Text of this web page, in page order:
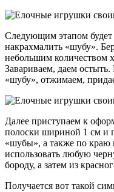
Следующим этапом
накрахмалить «шубу».
небольшим количеством
Завариваем, даем
«шубу», отжимаем,
Далее приступаем к
полоски шириной 1 см и
«шубы», а также по краю
использовать любую
бороду, а затем из
Получается вот такой